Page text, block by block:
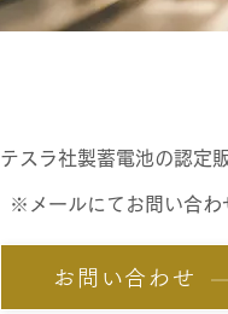
テスラ社製蓄電池の認定
※メールにてお問い合わ
お問い合わせ